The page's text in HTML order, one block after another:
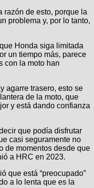
razón de esto, porque la
problema y, por lo tanto,
Honda siga limitada
un tiempo más, parece
con la moto han
agarre trasero, esto se
de la moto, que
y está dando confianza
que podía disfrutar
casi seguramente no
de momentos desde que
a HRC en 2023.
que está “preocupado”
a lo lenta que es la